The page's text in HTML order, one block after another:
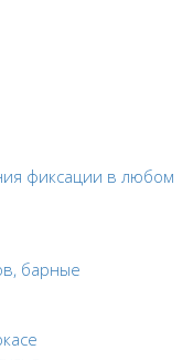
фиксации в любом
барные